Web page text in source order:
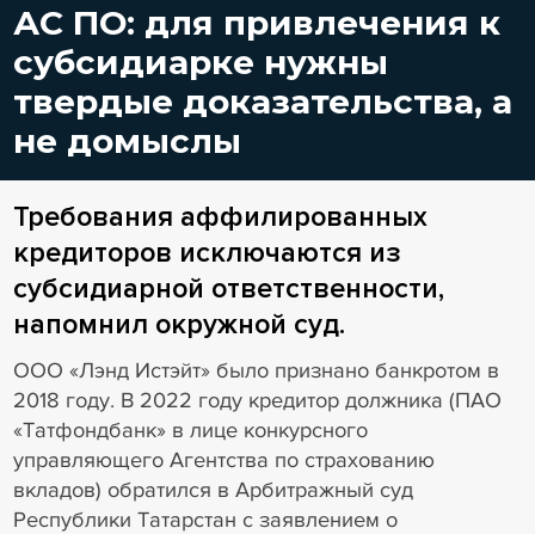
АС ПО: для привлечения к
субсидиарке нужны
твердые доказательства, а
не домыслы
Требования аффилированных
кредиторов исключаются из
субсидиарной ответственности,
напомнил окружной суд.
ООО «Лэнд Истэйт» было признано банкротом в
2018 году. В 2022 году кредитор должника (ПАО
«Татфондбанк» в лице конкурсного
управляющего Агентства по страхованию
вкладов) обратился в Арбитражный суд
Республики Татарстан с заявлением о